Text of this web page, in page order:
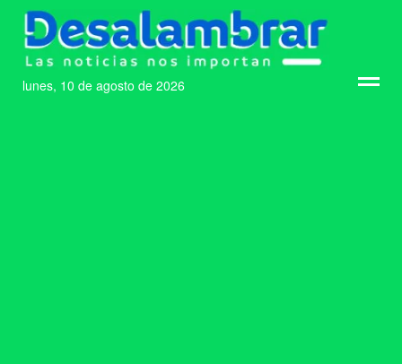
lunes, 10 de agosto de 2026